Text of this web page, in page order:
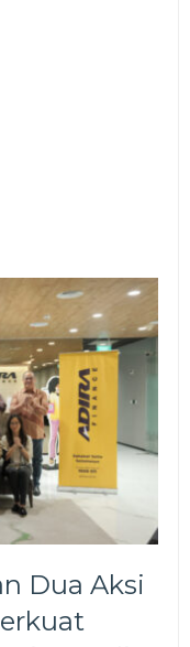
Dua Aksi